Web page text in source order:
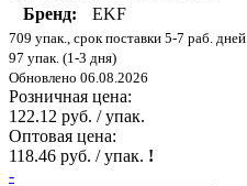
Бренд:
EKF
709 упак., срок поставки 5-7 раб. дней
97 упак. (1-3 дня)
Обновлено 06.08.2026
Розничная цена:
122.12 руб. / упак.
Оптовая цена:
118.46 руб. / упак. !
-